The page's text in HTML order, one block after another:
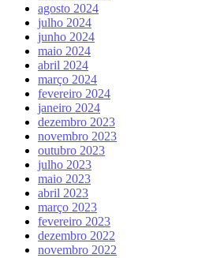
agosto 2024
julho 2024
junho 2024
maio 2024
abril 2024
março 2024
fevereiro 2024
janeiro 2024
dezembro 2023
novembro 2023
outubro 2023
julho 2023
maio 2023
abril 2023
março 2023
fevereiro 2023
dezembro 2022
novembro 2022